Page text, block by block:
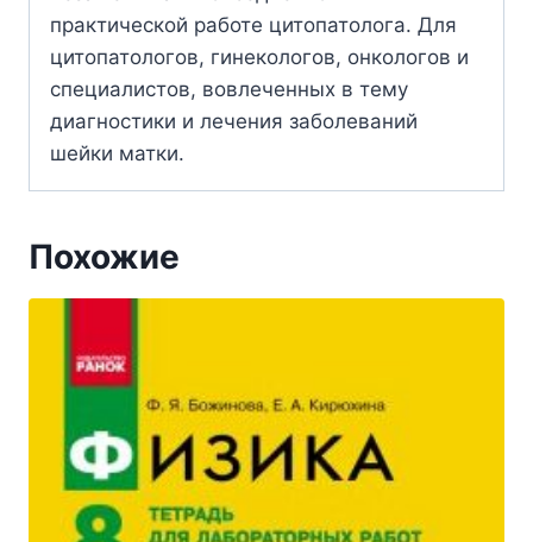
практической работе цитопатолога. Для
цитопатологов, гинекологов, онкологов и
специалистов, вовлеченных в тему
диагностики и лечения заболеваний
шейки матки.
Похожие